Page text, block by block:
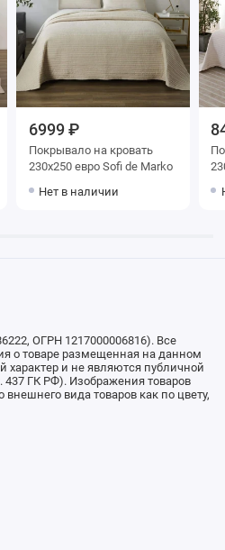
6999 ₽
Покрывало на кровать
230х250 евро Sofi de Marko
Нет в наличии
ОГРН 1217000006816). Все
о товаре размещенная на данном
и не являются публичной
437 ГК РФ). Изображения товаров
внешнего вида товаров как по цвету,